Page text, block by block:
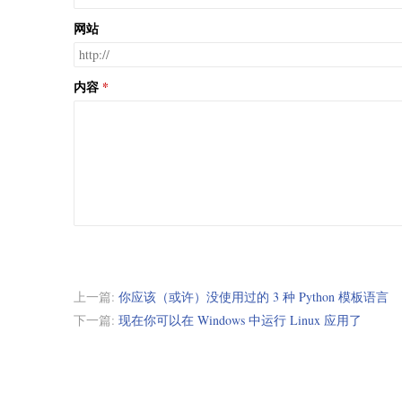
网站
内容
上一篇: 你应该（或许）没使用过的 3 种 Python 模板语言
下一篇: 现在你可以在 Windows 中运行 Linux 应用了